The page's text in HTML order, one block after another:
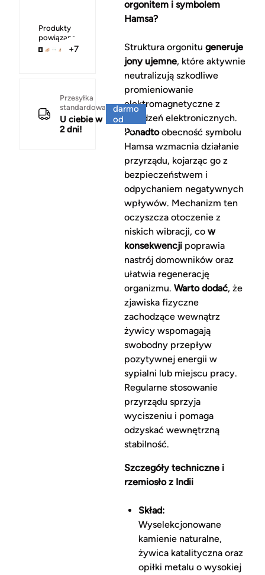
Produkty
powiązane
+7
Przesyłka
standardowa
U ciebie w
2 dni!
darmo
od
150 zł
orgonitem i symbolem
Hamsa?
Struktura orgonitu generuje
jony ujemne, które aktywnie
neutralizują szkodliwe
promieniowanie
elektromagnetyczne z
urządzeń elektronicznych.
Ponadtoobecność symbolu
Hamsa wzmacnia działanie
przyrządu, kojarząc go z
bezpieczeństwem i
odpychaniem negatywnych
wpływów. Mechanizm ten
oczyszcza otoczenie z
niskich wibracji, co w
konsekwencjipoprawia
nastrój domowników oraz
ułatwia regenerację
organizmu. Warto dodać, że
zjawiska fizyczne
zachodzące wewnątrz
żywicy wspomagają
swobodny przepływ
pozytywnej energii w
sypialni lub miejscu pracy.
Regularne stosowanie
przyrządu sprzyja
wyciszeniu i pomaga
odzyskać wewnętrzną
stabilność.
Szczegóły techniczne i
rzemiosło z Indii
Skład:
Wyselekcjonowane
kamienie naturalne,
żywica katalityczna oraz
opiłki metalu o wysokiej